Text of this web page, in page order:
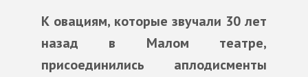
К овациям, которые звучали 30 лет
назад в Малом театре,
присоединились аплодисменты